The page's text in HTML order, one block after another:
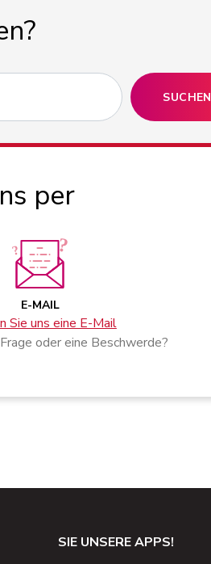
SUCHEN
per
E-MAIL
Sie uns eine E-Mail
oder eine Beschwerde?
SIE UNSERE APPS!